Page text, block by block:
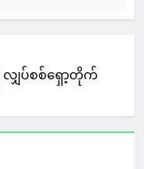
လျှပ်စစ်ရှော့တိုက်